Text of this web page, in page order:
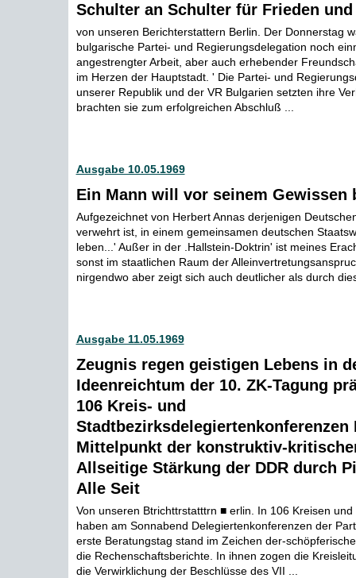
Schulter an Schulter für Frieden
von unseren Berichterstattern Berlin. Der Donnerstag
bulgarische Partei- und Regierungsdelegation noch
angestrengter Arbeit, aber auch erhebender
im Herzen der Hauptstadt. ' Die Partei- und
unserer Republik und der VR Bulgarien setzten ihre
brachten sie zum erfolgreichen Abschluß ...
Ausgabe 10.05.1969
Ein Mann will vor seinem Gewissen
Aufgezeichnet von Herbert Annas derjenigen
verwehrt ist, in einem gemeinsamen deutschen
leben...' Außer in der .Hallstein-Doktrin' ist meines
sonst im staatlichen Raum der
nirgendwo aber zeigt sich auch deutlicher als durch
Ausgabe 11.05.1969
Zeugnis regen geistigen Lebens in
Ideenreichtum der 10. ZK-Tagung
106 Kreis- und
Stadtbezirksdelegiertenkonferenzen
Mittelpunkt der konstruktiv-
Allseitige Stärkung der DDR durch
Alle Seit
Von unseren Btrichttrstatttrn ■ erlin. In 106 Kreisen und
haben am Sonnabend Delegiertenkonferenzen der
erste Beratungstag stand im Zeichen der-
die Rechenschaftsberichte. In ihnen zogen die
die Verwirklichung der Beschlüsse des VII ...